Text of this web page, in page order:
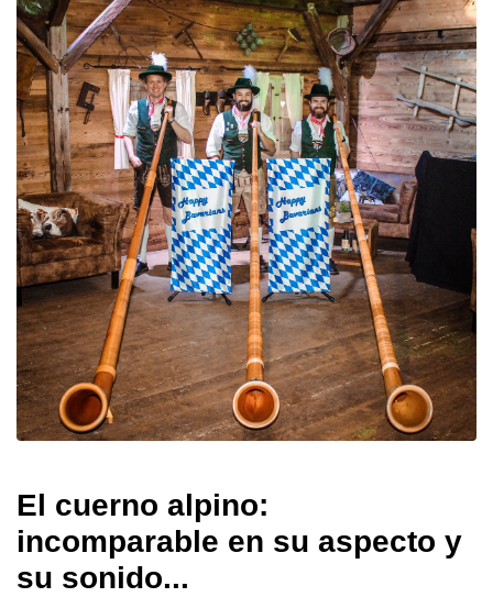
El cuerno alpino:
incomparable en su aspecto y
su sonido...